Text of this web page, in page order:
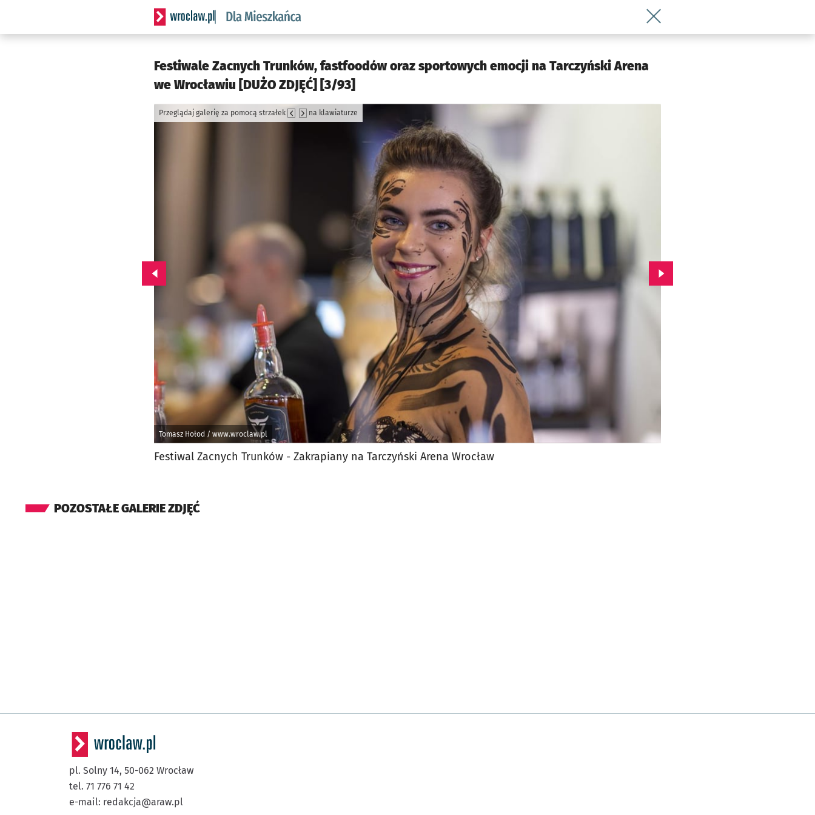
Serwis informacyjny wroclaw.pl podserwis: Dla mieszkańca
Wróć do artykułu Festiwale Zacnych
Festiwale Zacnych Trunków, fastfoodów oraz sportowych emocji na Tarczyński Arena
we Wrocławiu [DUŻO ZDJĘĆ] [3/93]
Tomasz Hołod / www.wroclaw.pl
Przeglądaj galerię za pomocą strzałek na klawiaturze
Przejdź do poprzedniego zdjęcia. Przejdź do kolejnego zdjęcia.
Festiwal Zacnych Trunków - Zakrapiany na Tarczyński Arena Wrocław
POZOSTAŁE GALERIE ZDJĘĆ
pl. Solny 14, 50-062 Wrocław
tel. 71 776 71 42
e-mail: redakcja@araw.pl